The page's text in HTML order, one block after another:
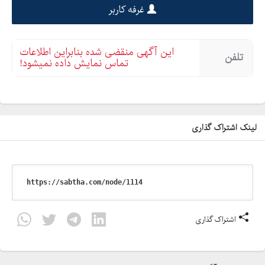
شیرازی-نرسیده به والعصر-کوچه صالحی-نبش درفش-پلاک
غرفه کاربر
تلفن این آگهی منقضی شده بنابراین اطلاعات
تماس نمایش داده نمیشود!
لینک اشتراک گذاری
اشتراک گذاری